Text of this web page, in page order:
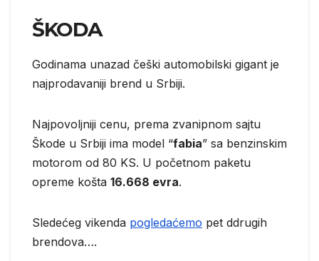
ŠKODA
Godinama unazad češki automobilski gigant je
najprodavaniji brend u Srbiji.
Najpovoljniji cenu, prema zvanipnom sajtu
Škode u Srbiji ima model “fabia” sa benzinskim
motorom od 80 KS. U početnom paketu
opreme košta 16.668 evra.
Sledećeg vikenda pogledaćemo pet ddrugih
brendova….